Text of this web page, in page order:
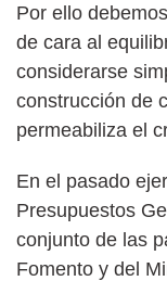
Por ello
de cara al
considerarse
construcción de
permeabiliza el
En el pasado
Presupuestos
conjunto de las
Fomento y del